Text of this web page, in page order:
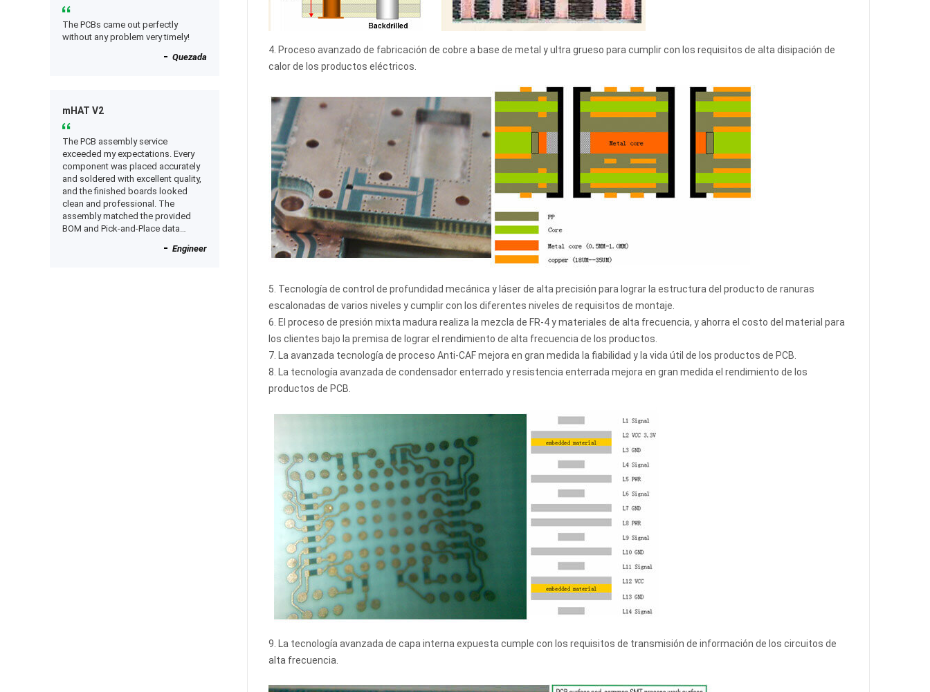
4. Proceso avanzado de fabricación de cobre a base de metal y ultra grueso para cumplir con los requisitos de alta disipación de
calor de los productos eléctricos.
5. Tecnología de control de profundidad mecánica y láser de alta precisión para lograr la estructura del producto de ranuras
escalonadas de varios niveles y cumplir con los diferentes niveles de requisitos de montaje.
6. El proceso de presión mixta madura realiza la mezcla de FR-4 y materiales de alta frecuencia, y ahorra el costo del material para
los clientes bajo la premisa de lograr el rendimiento de alta frecuencia de los productos.
7. La avanzada tecnología de proceso Anti-CAF mejora en gran medida la fiabilidad y la vida útil de los productos de PCB.
8. La tecnología avanzada de condensador enterrado y resistencia enterrada mejora en gran medida el rendimiento de los
productos de PCB.
9. La tecnología avanzada de capa interna expuesta cumple con los requisitos de transmisión de información de los circuitos de
alta frecuencia.
The PCBs came out perfectly
without any problem very timely!
Quezada
mHAT V2
The PCB assembly service
exceeded my expectations. Every
component was placed accurately
and soldered with excellent quality,
and the finished boards looked
clean and professional. The
assembly matched the provided
BOM and Pick-and-Place data
expected after receiving the boards.
Engineer